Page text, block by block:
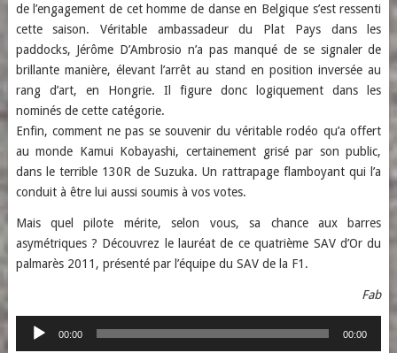
de l’engagement de cet homme de danse en Belgique s’est ressenti
cette saison. Véritable ambassadeur du Plat Pays dans les
paddocks, Jérôme D’Ambrosio n’a pas manqué de se signaler de
brillante manière, élevant l’arrêt au stand en position inversée au
rang d’art, en Hongrie. Il figure donc logiquement dans les
nominés de cette catégorie.
Enfin, comment ne pas se souvenir du véritable rodéo qu’a offert
au monde Kamui Kobayashi, certainement grisé par son public,
dans le terrible 130R de Suzuka. Un rattrapage flamboyant qui l’a
conduit à être lui aussi soumis à vos votes.
Mais quel pilote mérite, selon vous, sa chance aux barres
asymétriques ? Découvrez le lauréat de ce quatrième SAV d’Or du
palmarès 2011, présenté par l’équipe du SAV de la F1.
Fab
Lecteur
00:00 00:00